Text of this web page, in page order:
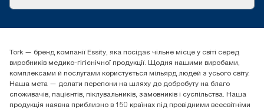
(+38) 044 490 55 66
Essity Україна
04071 м. Київ, вул. Григорія Сковороди 19,
Тел. +38 044 490 55 66
Tork — бренд компанії Essity, яка посідає чільне місце у світі серед
виробників медико-гігієнічної продукції. Щодня нашими виробами,
комплексами й послугами користується мільярд людей з усього світу.
Наша мета — долати перепони на шляху до добробуту на благо
споживачів, пацієнтів, піклувальників, замовників і суспільства. Наша
продукція наявна приблизно в 150 країнах під провідними всесвітніми